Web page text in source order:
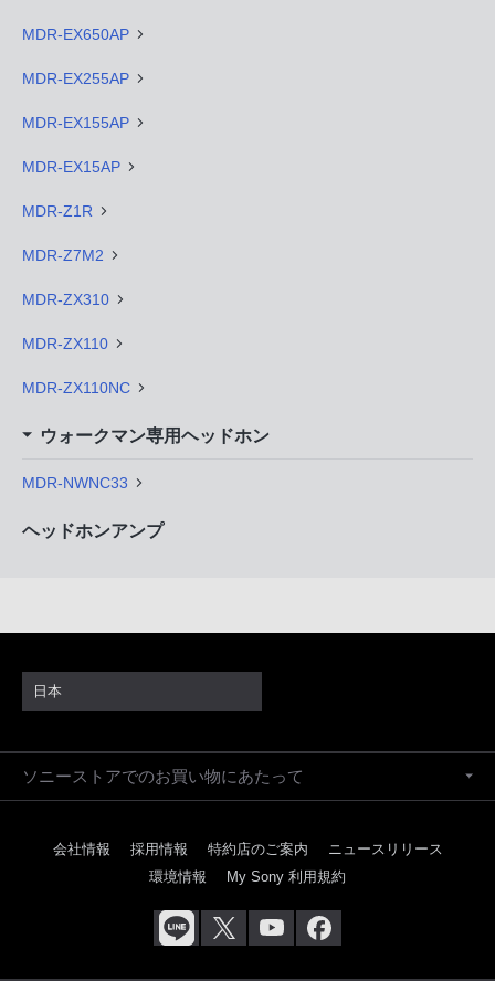
MDR-EX650AP
MDR-EX255AP
MDR-EX155AP
MDR-EX15AP
MDR-Z1R
MDR-Z7M2
MDR-ZX310
MDR-ZX110
MDR-ZX110NC
ウォークマン専用ヘッドホン
MDR-NWNC33
ヘッドホンアンプ
日本
ソニーストアでのお買い物にあたって
会社情報 採用情報 特約店のご案内
ニュースリリース
環境情報
My Sony 利用規約